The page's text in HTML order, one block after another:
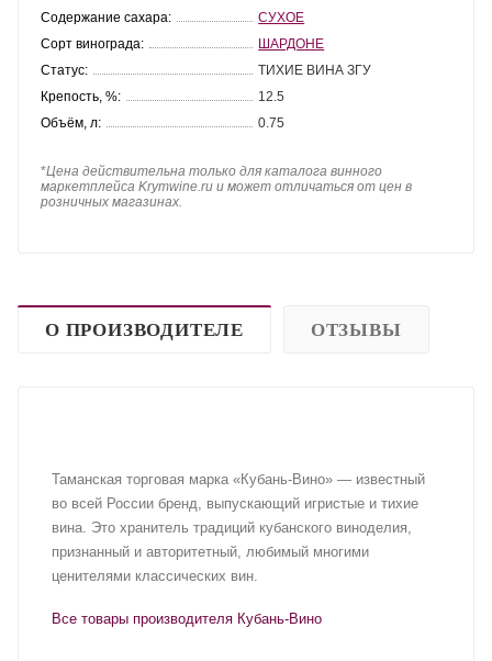
Содержание сахара:
СУХОЕ
Сорт винограда:
ШАРДОНЕ
Статус:
ТИХИЕ ВИНА ЗГУ
Крепость, %:
12.5
Объём, л:
0.75
*Цена действительна только для каталога винного
маркетплейса Krymwine.ru и может отличаться от цен в
розничных магазинах.
О ПРОИЗВОДИТЕЛЕ ОТЗЫВЫ
Таманская торговая марка «Кубань-Вино» — известный
во всей России бренд, выпускающий игристые и тихие
вина. Это хранитель традиций кубанского виноделия,
признанный и авторитетный, любимый многими
ценителями классических вин.
Все товары производителя Кубань-Вино